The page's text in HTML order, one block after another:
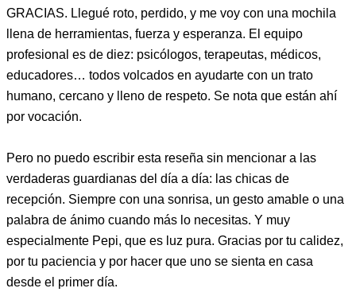
GRACIAS. Llegué roto, perdido, y me voy con una mochila
llena de herramientas, fuerza y esperanza. El equipo
profesional es de diez: psicólogos, terapeutas, médicos,
educadores… todos volcados en ayudarte con un trato
humano, cercano y lleno de respeto. Se nota que están ahí
por vocación.
Pero no puedo escribir esta reseña sin mencionar a las
verdaderas guardianas del día a día: las chicas de
recepción. Siempre con una sonrisa, un gesto amable o una
palabra de ánimo cuando más lo necesitas. Y muy
especialmente Pepi, que es luz pura. Gracias por tu calidez,
por tu paciencia y por hacer que uno se sienta en casa
desde el primer día.